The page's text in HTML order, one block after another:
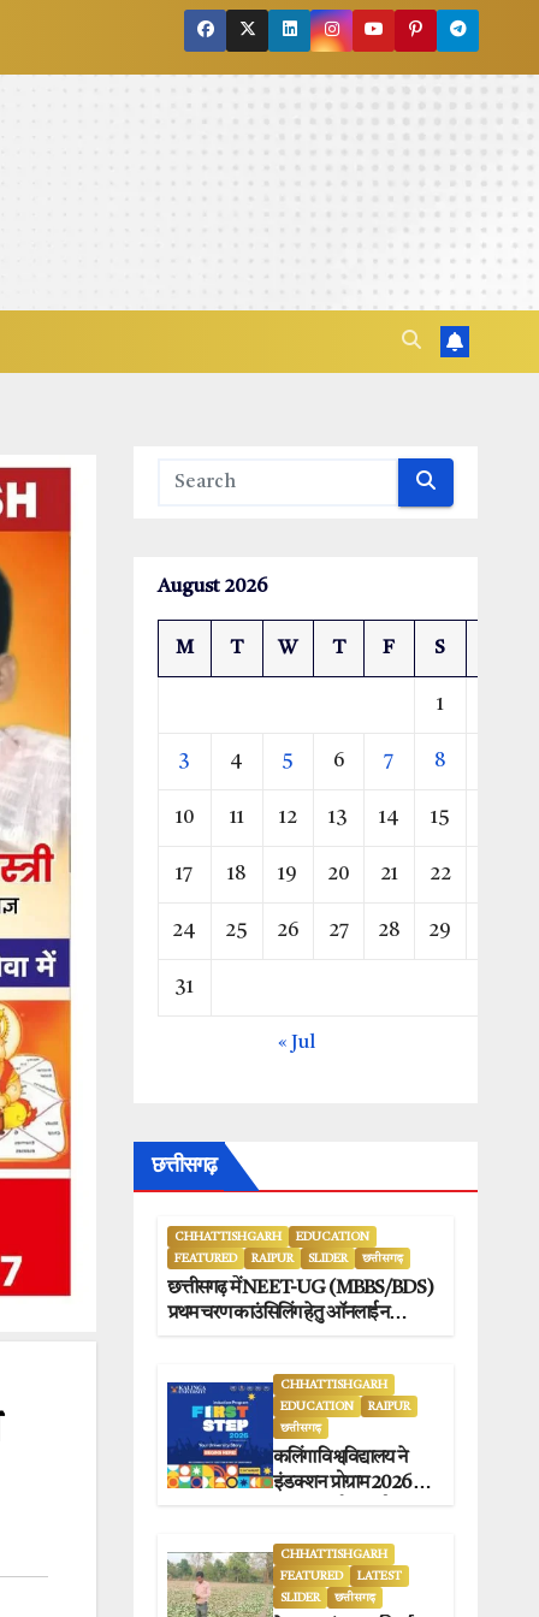
August 2026
M T W T F S
1
3 4 5 6 7 8
10 11 12 13 14 15
17 18 19 20 21 22
24 25 26 27 28 29
31
« Jul
छत्तीसगढ़
CHHATTISHGARH
EDUCATION
FEATURED
RAIPUR SLIDER छत्तीसगढ़
छत्तीसगढ़ में NEET-UG (MBBS/BDS)
प्रथम चरण काउंसिलिंग हेतु ऑनलाईन
CHHATTISHGARH
EDUCATION
RAIPUR
छत्तीसगढ़
कलिंगा विश्वविद्यालय ने
इंडक्शन प्रोग्राम 2026 का
CHHATTISHGARH
FEATURED
LATEST
SLIDER
छत्तीसगढ़